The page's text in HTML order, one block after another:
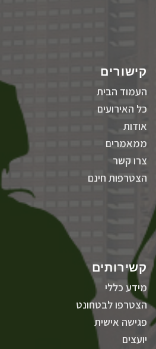
קישורים
העמוד הבית
כל האירועים
אודות
ממאמרים
צרו קשר
הצטרפות חינם
קשירותים
מידע כללי
הצטרפו לבטחונט
פגישה אישית
יועצים